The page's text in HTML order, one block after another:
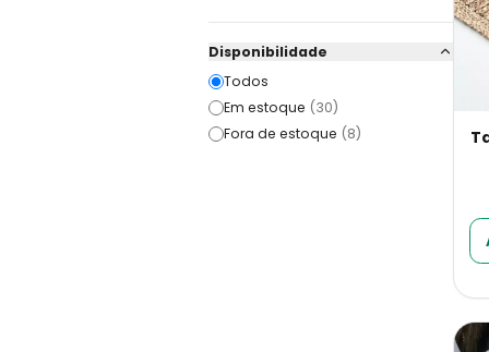
Disponibilidade
Todos
Em estoque (30)
Fora de estoque (8)